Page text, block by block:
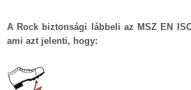
A Rock biztonsági lábbeli az MSZ EN
ami azt jelenti, hogy: